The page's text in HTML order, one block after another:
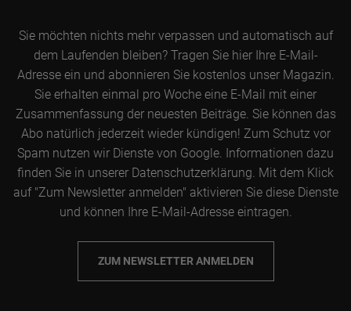
Sie möchten nichts mehr verpassen und automatisch auf
dem Laufenden bleiben? Tragen Sie hier Ihre E-Mail-
Adresse ein und abonnieren Sie kostenlos unser Magazin.
Sie erhalten einmal pro Woche eine E-Mail mit einer
Zusammenfassung der neuesten Beiträge. Sie können das
Abo natürlich jederzeit wieder kündigen! Zum Schutz vor
Spam nutzen wir Dienste von Google. Informationen dazu
finden Sie in unserer Datenschutzerklärung. Mit dem Klick
auf "Zum Newsletter anmelden" aktivieren Sie diese Dienste
und können Ihre E-Mail-Adresse eintragen.
ZUM NEWSLETTER ANMELDEN